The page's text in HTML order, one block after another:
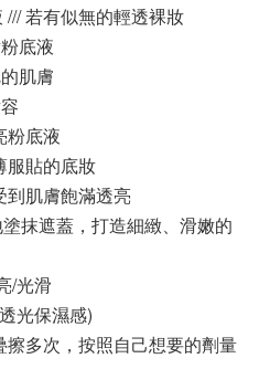
若有似無的輕透裸妝
底液
肌膚
粉底液
服貼的底妝
到肌膚飽滿透亮
抹遮蓋，打造細緻、滑嫩的
/光滑
光保濕感)
多次，按照自己想要的劑量